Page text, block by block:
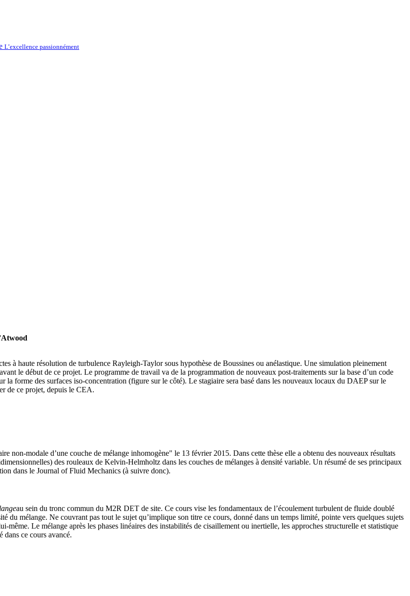
L’excellence passionnément
à haute résolution de turbulence Rayleigh-Taylor sous hypothèse de Boussines ou anélastique. Une simulation pleinement
le début de ce projet. Le programme de travail va de la programmation de nouveaux post-traitements sur la base d’un code
la forme des surfaces iso-concentration (figure sur le côté). Le stagiaire sera basé dans les nouveaux locaux du DAEP sur le
de ce projet, depuis le CEA.
non-modale d’une couche de mélange inhomogène" le 13 février 2015. Dans cette thèse elle a obtenu des nouveaux résultats
des rouleaux de Kelvin-Helmholtz dans les couches de mélanges à densité variable. Un résumé de ses principaux
dans le Journal of Fluid Mechanics (à suivre donc).
au sein du tronc commun du M2R DET de site. Ce cours vise les fondamentaux de l’écoulement turbulent de fluide doublé
du mélange. Ne couvrant pas tout le sujet qu’implique son titre ce cours, donné dans un temps limité, pointe vers quelques sujets
Le mélange après les phases linéaires des instabilités de cisaillement ou inertielle, les approches structurelle et statistique
dans ce cours avancé.